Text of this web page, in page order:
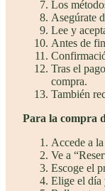
Los
Asegúrate
Lee y
Antes de
Tras el
compra.
También
Para la compra
Accede a
Ve a
Escoge el
Elige el día